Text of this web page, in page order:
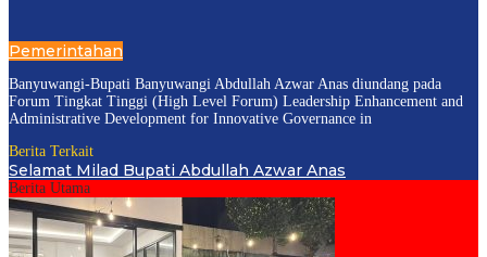
Pemerintahan
Banyuwangi-Bupati Banyuwangi Abdullah Azwar Anas diundang pada
Forum Tingkat Tinggi (High Level Forum) Leadership Enhancement and
Administrative Development for Innovative Governance in
Berita Terkait
Selamat Milad Bupati Abdullah Azwar Anas
Berita Utama